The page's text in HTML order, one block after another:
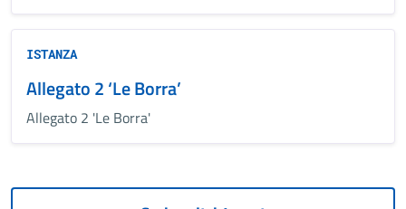
ISTANZA
Allegato 2 ‘Le Borra’
Allegato 2 'Le Borra'